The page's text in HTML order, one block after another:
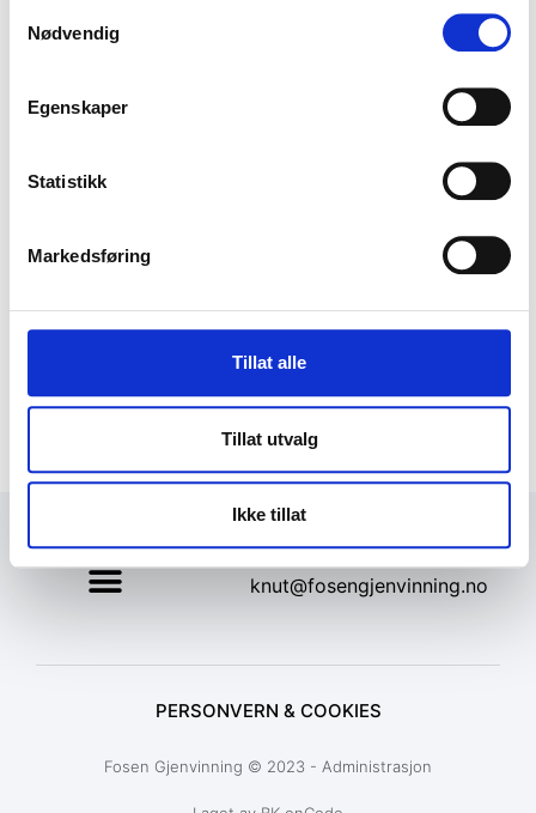
Nødvendig
Egenskaper
Statistikk
Markedsføring
Tillat alle
Tillat utvalg
Ikke tillat
+47 72 53 44 30
knut@fosengjenvinning.no
PERSONVERN & COOKIES
Fosen Gjenvinning © 2023 - Administrasjon